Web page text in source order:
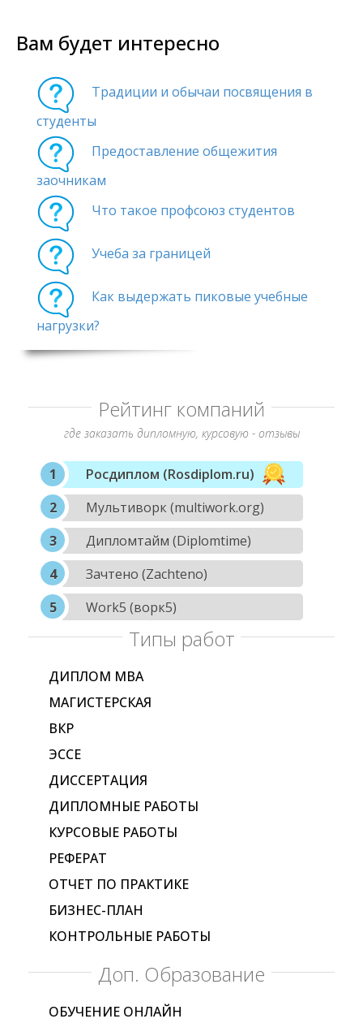
Вам будет интересно
Традиции и обычаи посвящения в
студенты
Предоставление общежития
заочникам
Что такое профсоюз студентов
Учеба за границей
Как выдержать пиковые учебные
нагрузки?
Рейтинг компаний
где заказать дипломную, курсовую - отзывы
Росдиплом (Rosdiplom.ru)
Мультиворк (multiwork.org)
Дипломтайм (Diplomtime)
Зачтено (Zachteno)
Work5 (ворк5)
Типы работ
ДИПЛОМ МВА
МАГИСТЕРСКАЯ
ВКР
ЭССЕ
ДИССЕРТАЦИЯ
ДИПЛОМНЫЕ РАБОТЫ
КУРСОВЫЕ РАБОТЫ
РЕФЕРАТ
ОТЧЕТ ПО ПРАКТИКЕ
БИЗНЕС-ПЛАН
КОНТРОЛЬНЫЕ РАБОТЫ
Доп. Образование
ОБУЧЕНИЕ ОНЛАЙН